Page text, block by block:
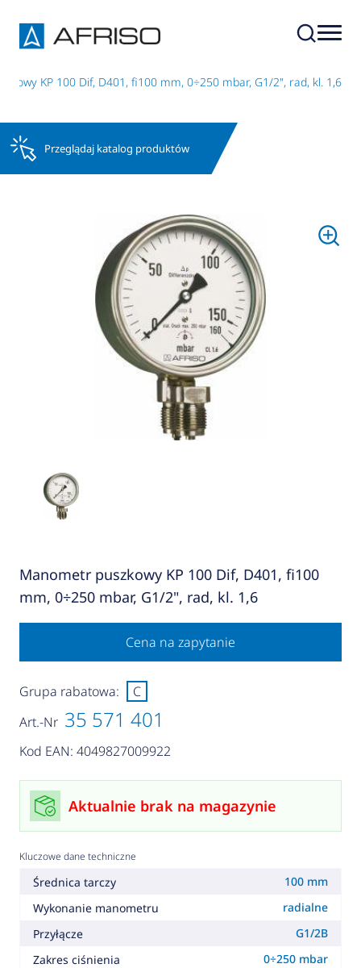
KP 100 Dif, D401, fi100 mm, 0÷250 mbar, G1/2", rad, kl. 1,6
Przeglądaj katalog produktów
Manometr puszkowy KP 100 Dif, D401, fi100
mm, 0÷250 mbar, G1/2", rad, kl. 1,6
Cena na zapytanie
Art.-Nr 35 571 401
Kod EAN: 4049827009922
Grupa rabatowa: C
Aktualnie brak na magazynie
Kluczowe dane techniczne
Średnica tarczy
100 mm
Wykonanie manometru
radialne
Przyłącze
G1/2B
Zakres ciśnienia
0÷250 mbar